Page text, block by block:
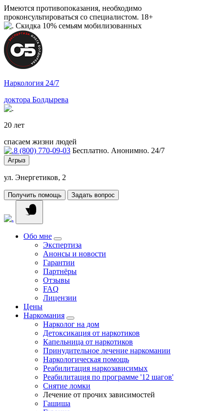
Имеются противопоказания, необходимо
проконсультироваться со специалистом. 18+
Скидка 10% семьям мобилизованных
Наркология 24/7
доктора Болдырева
20 лет
спасаем жизни людей
8 (800) 770-09-03 Бесплатно. Анонимно. 24/7
Агрыз
ул. Энергетиков, 2
Получить помощь Задать вопрос
Обо мне
Экспертиза
Анонсы и новости
Гарантии
Партнёры
Отзывы
FAQ
Лицензии
Цены
Наркомания
Нарколог на дом
Детоксикация от наркотиков
Капельница от наркотиков
Принудительное лечение наркомании
Наркологическая помощь
Реабилитация наркозависимых
Реабилитация по программе '12 шагов'
Снятие ломки
Лечение от прочих зависимостей
Гашиша